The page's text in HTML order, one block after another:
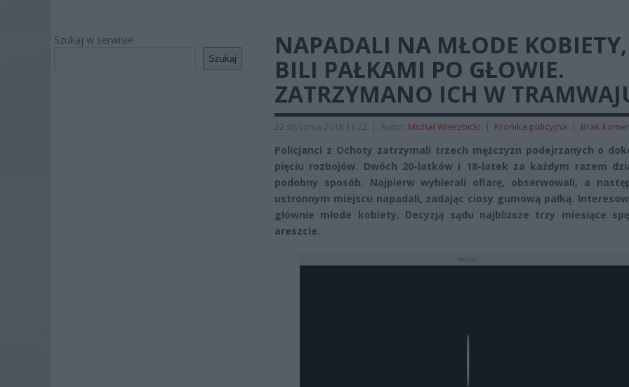
Szukaj w serwisie
Szukaj
NAPADALI NA MŁODE KOBIETY,
BILI PAŁKAMI PO GŁOWIE.
ZATRZYMANO ICH W
22 stycznia 2018 11:22 | Autor: Michał Wierzbicki | Kronika policyjna | Brak
Policjanci z Ochoty zatrzymali trzech mężczyzn podejrzanych o
pięciu rozbojów. Dwóch 20-latków i 18-latek za każdym razem
podobny sposób. Najpierw wybierali ofiarę, obserwowali, a
ustronnym miejscu napadali, zadając ciosy gumową pałką.
głównie młode kobiety. Decyzją sądu najbliższe trzy miesiące
areszcie.